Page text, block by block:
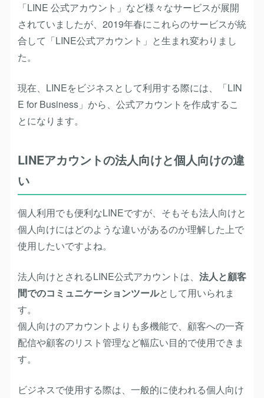
「LINE 公式アカウント」など様々なサービスが展開
されていましたが、2019年春にこれらのサービスが統
合して「LINE公式アカウント」と生まれ変わりまし
た。
現在、LINEをビジネスとして利用する際には、「LIN
E for Business」から、公式アカウントを作成するこ
とになります。
LINEアカウントの法人向けと個人向けの違
い
個人利用でも便利なLINEですが、そもそも法人向けと
個人向けにはどのような違いがあるのか理解した上で
使用したいですよね。
法人向けとされるLINE公式アカウントは、 法人と顧客
間でのコミュニケーションツールとして用いられま
す。
個人向けのアカウントよりも多機能で、顧客への一斉
配信や顧客のリスト管理など幅広い目的で使用できま
す。
ビジネスで使用する際は、一般的に使われる個人向け